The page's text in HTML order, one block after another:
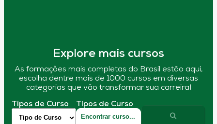
Explore mais cursos
As formações mais completas do Brasil estão aqui,
escolha dentre mais de 1000 cursos em diversas
categorias que vão transformar sua carreira!
Tipos de Curso Tipos de Curso